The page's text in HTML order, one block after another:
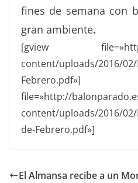
fines de semana con
gran ambiente.
[gview file=»http://
content/uploads/2016/
file=»http://
content/uploads/2016/
de-Febrero.pdf»]
El Almansa recibe a un